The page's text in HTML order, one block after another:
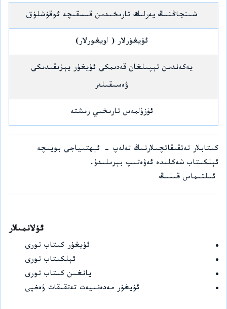
شىنجاڭنىڭ يەرلىك تارىخىدىن قىسقىچە ئوقۇشلۇق
ئۇيغۇرلار ( اويغورلار)
يەكەندىن تېپىلغان قەدىمكى ئۇيغۇر يېزىقىدىكى
ۋەسىقىلەر
ئۈزۈلمەس تارىخىي رىشتە
كىتابلار تەتقىقاتچىلارنىڭ تەلەپ - ئېھتىياجى بويىچە
ئېلكىتاب شەكلىدە ئەۋەتىپ بېرىلىدۇ.
ئىلتىماس قىلىڭ
ئۇلانمىلار
ئۇيغۇر كىتاب تورى
ئېلكىتاب تورى
يانغىن كىتاب تورى
ئۇيغۇر مەدەنىيەت تەتقىقات ۋەخپى